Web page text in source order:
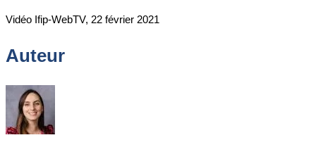
Vidéo Ifip-WebTV, 22 février 2021
Auteur